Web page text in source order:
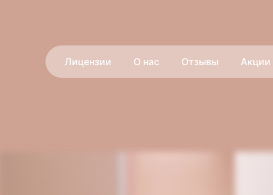
Лицензии О нас Отзывы Акции